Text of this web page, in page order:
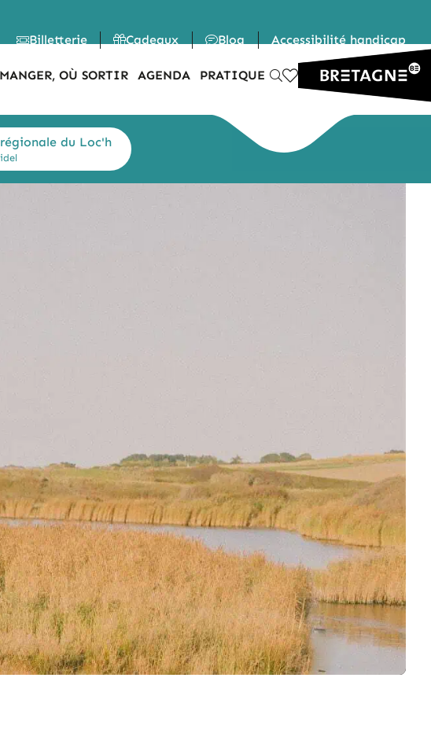
Billetterie
Cadeaux Blog Accessibilité handicap
OÙ SORTIR AGENDA PRATIQUE
régionale du Loc'h